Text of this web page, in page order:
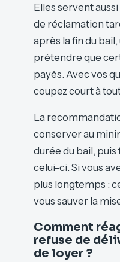
Elles servent
de réclamation
après la fin du
prétendre que
payés. Avec vos
coupez court à
La
conserver au
durée du bail, puis
celui-ci. Si vous
plus longtemps :
vous sauver la
Comment
refuse de
de loyer ?